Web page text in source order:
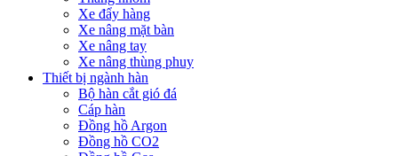
Xe đẩy hàng
Xe nâng mặt bàn
Xe nâng tay
Xe nâng thùng phuy
Thiết bị ngành hàn
Bộ hàn cắt gió đá
Cáp hàn
Đồng hồ Argon
Đồng hồ CO2